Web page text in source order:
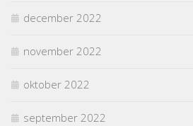
december 2022
november 2022
oktober 2022
september 2022